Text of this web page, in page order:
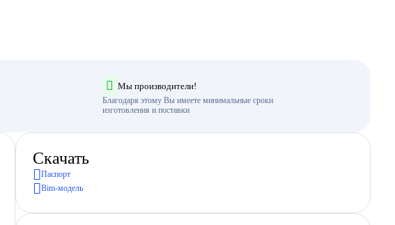
Мы производители!
Благодаря этому Вы имеете минимальные сроки
изготовления и поставки
Скачать
Паспорт
Bim-модель